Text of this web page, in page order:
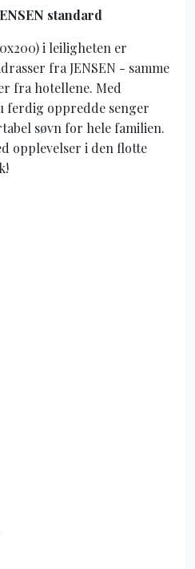
standard
i leiligheten er
fra JENSEN - samme
fra hotellene. Med
ferdig oppredde senger
søvn for hele familien.
opplevelser i den flotte